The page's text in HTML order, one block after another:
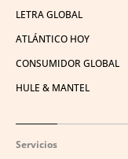
LETRA GLOBAL
ATLÁNTICO HOY
CONSUMIDOR GLOBAL
HULE & MANTEL
Servicios